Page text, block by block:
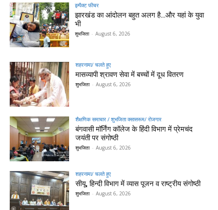
इम्पैक्ट फीचर
झारखंड का आंदोलन बहुत अलग है…और यहां के युवा
भी
शुभजिता - August 6, 2026
शहरनामा/ चलते हुए
मासव्यापी श्रावण सेवा में बच्चों में दूध वितरण
शुभजिता - August 6, 2026
शैक्षणिक समाचार / शुभजिता क्सासरूम/ रोजगार
बंगवासी मॉर्निंग कॉलेज के हिंदी विभाग में प्रेमचंद
जयंती पर संगोष्ठी
शुभजिता - August 6, 2026
शहरनामा/ चलते हुए
सीयू, हिन्दी विभाग में व्यास पूजन व राष्ट्रीय संगोष्ठी
शुभजिता - August 6, 2026